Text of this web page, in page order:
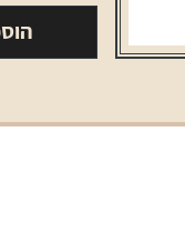
1.2ohm